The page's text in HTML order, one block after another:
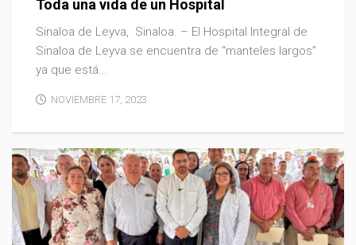
Toda una vida de un Hospital
Sinaloa de Leyva, Sinaloa. – El Hospital Integral de
Sinaloa de Leyva se encuentra de “manteles largos”
ya que está...
NOVIEMBRE 17, 2023